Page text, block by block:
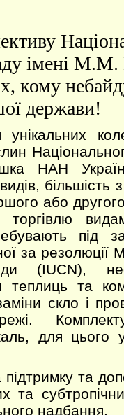
імені
кому
держави!
НАН
більшість
або
торгівлю
під
за резолюції
(IUCN),
теплиць та
скло і
для цього
та
та
надбання.